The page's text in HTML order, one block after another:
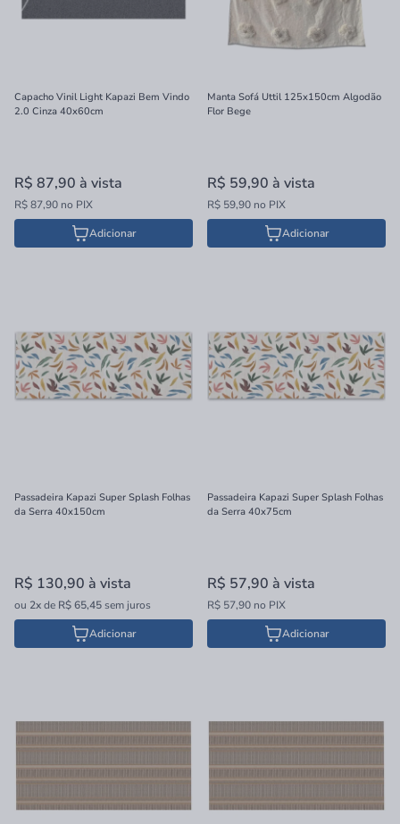
Capacho Vinil Light Kapazi Bem Vindo
2.0 Cinza 40x60cm
R$ 87,90 à vista
R$ 87,90 no PIX
Adicionar
Manta Sofá Uttil 125x150cm Algodão
Flor Bege
R$ 59,90 à vista
R$ 59,90 no PIX
Adicionar
Passadeira Kapazi Super Splash Folhas
da Serra 40x150cm
R$ 130,90 à vista
ou 2xde R$ 65,45sem juros
Adicionar
Passadeira Kapazi Super Splash Folhas
da Serra 40x75cm
R$ 57,90 à vista
R$ 57,90 no PIX
Adicionar